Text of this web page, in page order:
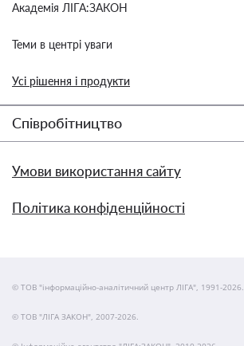
Академія ЛІГА:ЗАКОН
Теми в центрі уваги
Усі рішення і продукти
Співробітництво
Умови використання сайту
Політика конфіденційності
© ТОВ "інформаційно-аналітичний центр ЛІГА", 1991-2026.
© ТОВ "ЛІГА ЗАКОН", 2007-2026.